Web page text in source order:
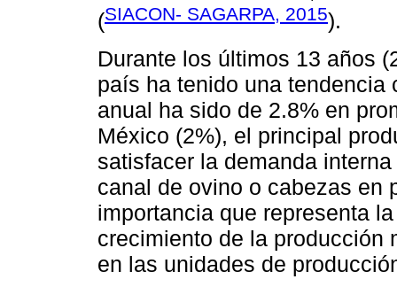
(SIACON- SAGARPA, 2015).
Durante los últimos 13 años
país ha tenido una
anual ha sido de 2.8% en
México (2%), el principal
satisfacer la demanda
canal de ovino o cabezas en
importancia que representa
crecimiento de la producción
en las unidades de